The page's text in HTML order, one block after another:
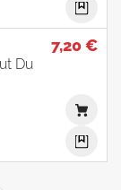
7,20 €
Du